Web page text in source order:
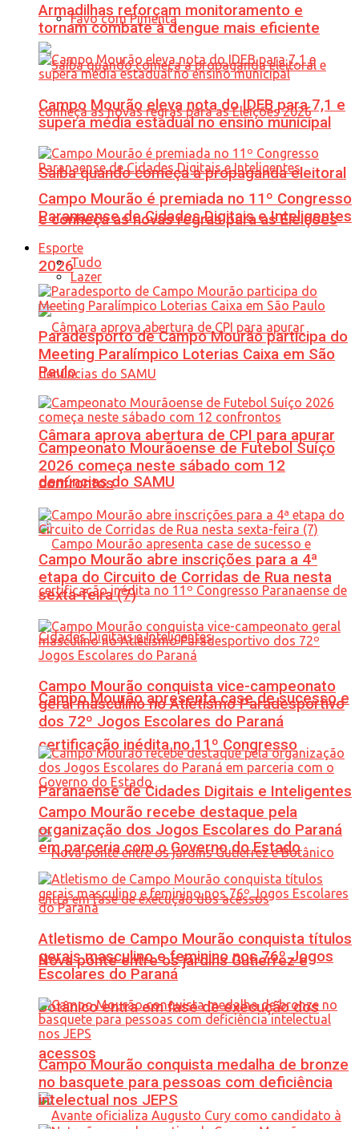
Favo com Pimenta
Saiba quando começa a propaganda eleitoral
e conheça as novas regras para as Eleições
2026
Câmara aprova abertura de CPI para apurar
denúncias do SAMU
Campo Mourão apresenta case de sucesso e
certificação inédita no 11º Congresso
Paranaense de Cidades Digitais e Inteligentes
Nova ponte entre os jardins Gutierrez e
Botânico entra em fase de execução dos
acessos
Armadilhas reforçam monitoramento e
tornam combate à dengue mais eficiente
Campo Mourão eleva nota do IDEB para 7,1 e
supera média estadual no ensino municipal
Campo Mourão é premiada no 11º Congresso
Paranaense de Cidades Digitais e Inteligentes
Esporte
Tudo
Lazer
Paradesporto de Campo Mourão participa do
Meeting Paralímpico Loterias Caixa em São
Paulo
Campeonato Mourãoense de Futebol Suíço
2026 começa neste sábado com 12
confrontos
Campo Mourão abre inscrições para a 4ª
etapa do Circuito de Corridas de Rua nesta
sexta-feira (7)
Campo Mourão conquista vice-campeonato
geral masculino no Atletismo Paradesportivo
dos 72º Jogos Escolares do Paraná
Campo Mourão recebe destaque pela
organização dos Jogos Escolares do Paraná
em parceria com o Governo do Estado
Atletismo de Campo Mourão conquista títulos
gerais masculino e feminino nos 76º Jogos
Escolares do Paraná
Campo Mourão conquista medalha de bronze
no basquete para pessoas com deficiência
intelectual nos JEPS